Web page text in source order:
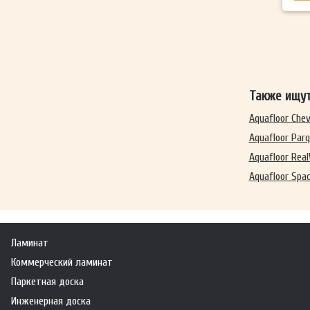
Также
Aquafloor
Aquafloor
Aquafloor
Aquafloor
Ламинат
Коммерческий ламинат
Паркетная доска
Инженерная доска